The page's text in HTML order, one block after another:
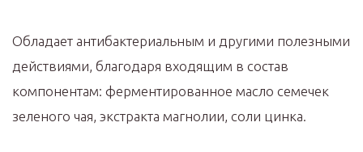
Обладает антибактериальным и другими полезными
действиями, благодаря входящим в состав
компонентам: ферментированное масло семечек
зеленого чая, экстракта магнолии, соли цинка.